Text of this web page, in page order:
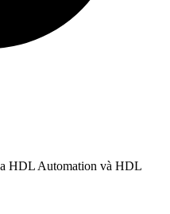
HDL Automation và HDL